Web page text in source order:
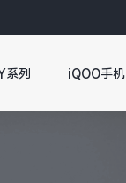
系列 iQOO手机